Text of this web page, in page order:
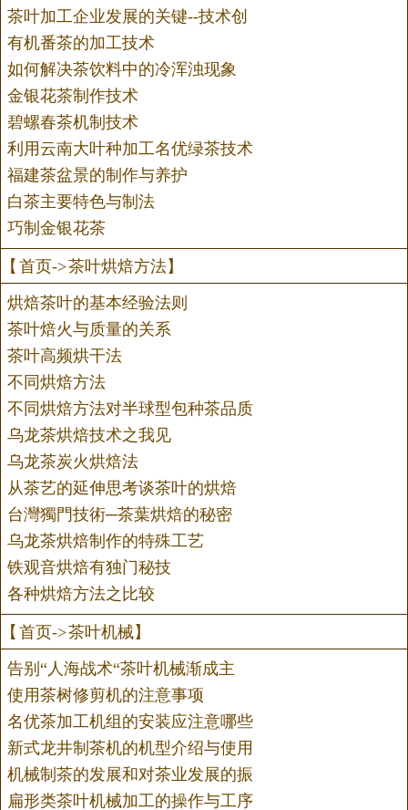
茶叶加工企业发展的关键--技术创
有机番茶的加工技术
如何解决茶饮料中的冷浑浊现象
金银花茶制作技术
碧螺春茶机制技术
利用云南大叶种加工名优绿茶技术
福建茶盆景的制作与养护
白茶主要特色与制法
巧制金银花茶
【 首页->茶叶烘焙方法】
烘焙茶叶的基本经验法则
茶叶焙火与质量的关系
茶叶高频烘干法
不同烘焙方法
不同烘焙方法对半球型包种茶品质
乌龙茶烘焙技术之我见
乌龙茶炭火烘焙法
从茶艺的延伸思考谈茶叶的烘焙
台灣獨門技術─茶葉烘焙的秘密
乌龙茶烘焙制作的特殊工艺
铁观音烘焙有独门秘技
各种烘焙方法之比较
【 首页->茶叶机械】
告别“人海战术“茶叶机械渐成主
使用茶树修剪机的注意事项
名优茶加工机组的安装应注意哪些
新式龙井制茶机的机型介绍与使用
机械制茶的发展和对茶业发展的振
扁形类茶叶机械加工的操作与工序